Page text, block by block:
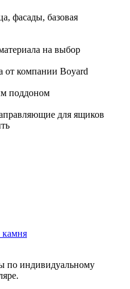
фасады, базовая
на выбор
от компании Boyard
поддоном
для ящиков
камня
по индивидуальному